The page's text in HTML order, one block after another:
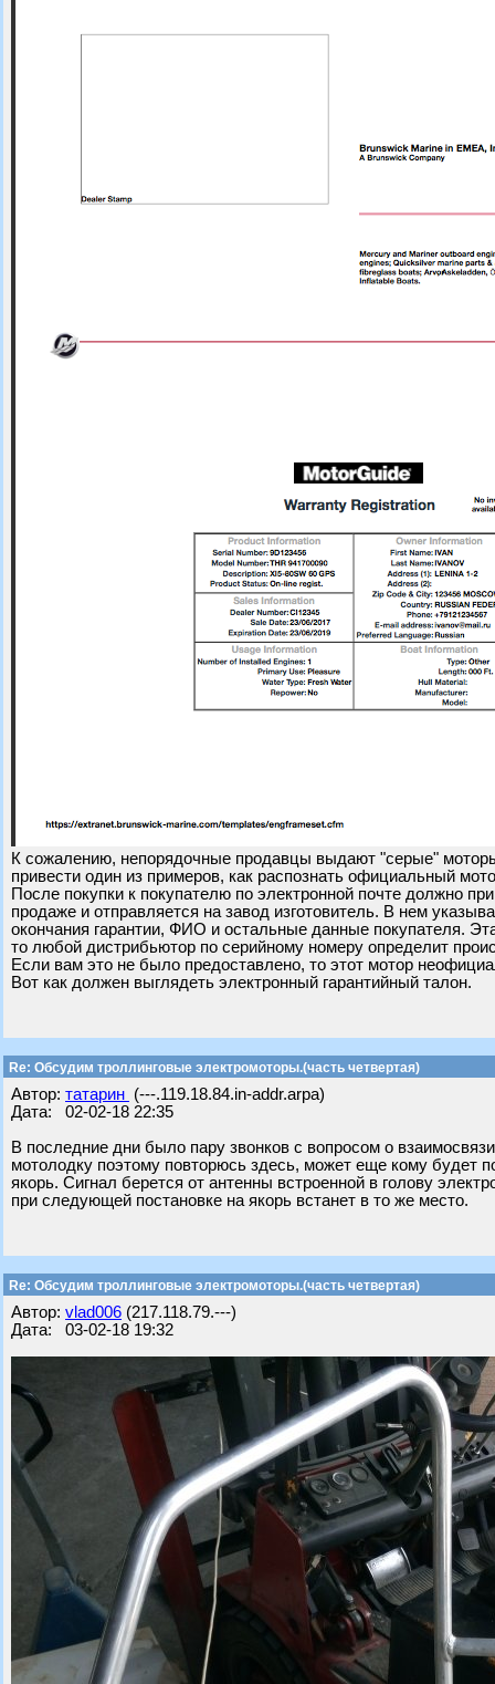
К сожалению, непорядочные продавцы выдают "серые"
привести один из примеров, как распознать официальный
После покупки к покупателю по электронной почте должно
продаже и отправляется на завод изготовитель. В нем
окончания гарантии, ФИО и остальные данные покупателя.
то любой дистрибьютор по серийному номеру определит
Если вам это не было предоставлено, то этот мотор
Вот как должен выглядеть электронный гарантийный талон.
Re: Обсудим троллинговые электромоторы.(часть четвертая)
Автор: татарин (---.119.18.84.in-addr.arpa)
Дата: 02-02-18 22:35
В последние дни было пару звонков с вопросом о
мотолодку поэтому повторюсь здесь, может еще кому будет
якорь. Сигнал берется от антенны встроенной в голову
при следующей постановке на якорь встанет в то же место.
Re: Обсудим троллинговые электромоторы.(часть четвертая)
Автор: vlad006 (217.118.79.---)
Дата: 03-02-18 19:32